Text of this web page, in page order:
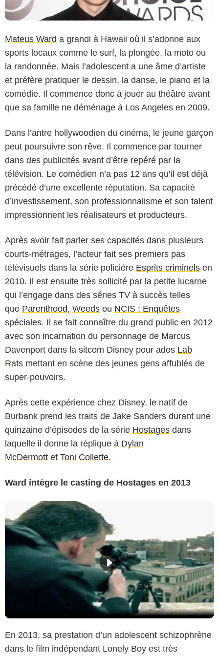
Mateus Ward a grandi à Hawaii où il s’adonne aux
sports locaux comme le surf, la plongée, la moto ou
la randonnée. Mais l’adolescent a une âme d’artiste
et préfère pratiquer le dessin, la danse, le piano et la
comédie. Il commence donc à jouer au théâtre avant
que sa famille ne déménage à Los Angeles en 2009.
Dans l’antre hollywoodien du cinéma, le jeune garçon
peut poursuivre son rêve. Il commence par tourner
dans des publicités avant d’être repéré par la
télévision. Le comédien n’a pas 12 ans qu’il est déjà
précédé d’une excellente réputation. Sa capacité
d’investissement, son professionnalisme et son talent
impressionnent les réalisateurs et producteurs.
Après avoir fait parler ses capacités dans plusieurs
courts-métrages, l’acteur fait ses premiers pas
télévisuels dans la série policière Esprits criminels en
2010. Il est ensuite très sollicité par la petite lucarne
qui l’engage dans des séries TV à succès telles
que Parenthood, Weeds ou NCIS : Enquêtes
spéciales. Il se fait connaître du grand public en 2012
avec son incarnation du personnage de Marcus
Davenport dans la sitcom Disney pour ados Lab
Rats mettant en scène des jeunes gens affublés de
super-pouvoirs.
Après cette expérience chez Disney, le natif de
Burbank prend les traits de Jake Sanders durant une
quinzaine d’épisodes de la série Hostages dans
laquelle il donne la réplique à Dylan
McDermott et Toni Collette.
Ward intègre le casting de Hostages en 2013
En 2013, sa prestation d’un adolescent schizophrène
dans le film indépendant Lonely Boy est très